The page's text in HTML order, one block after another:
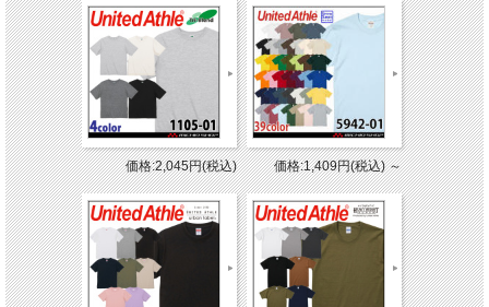
価格:2,045円(税込) 価格:1,409円(税込)～